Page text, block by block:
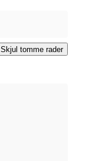
Skjul tomme rader